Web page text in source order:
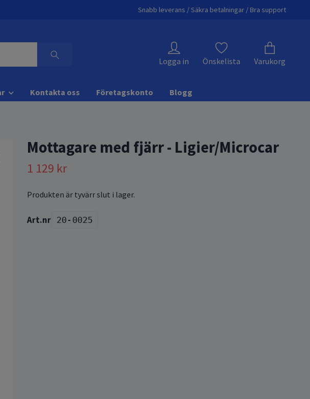
Snabb leverans / Säkra betalningar / Bra support
Logga in Önskelista Varukorg
Kontakta oss Företagskonto Blogg
Mottagare med fjärr - Ligier/Microcar
1 129 kr
Produkten är tyvärr slut i lager.
20-0025